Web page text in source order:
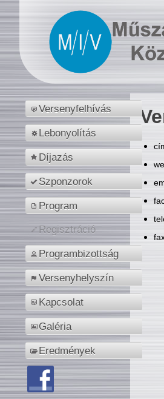
Versenyfelhívás
Lebonyolítás
Díjazás
Szponzorok
Program
Regisztráció
Programbizottság
Versenyhelyszín
Kapcsolat
Galéria
Eredmények